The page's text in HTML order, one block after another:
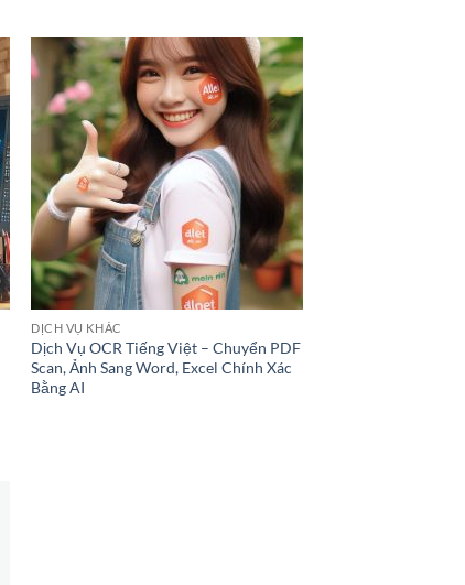
499,000₫.
DỊCH VỤ KHÁC
Dịch Vụ OCR Tiếng Việt – Chuyển PDF
Scan, Ảnh Sang Word, Excel Chính Xác
Bằng AI